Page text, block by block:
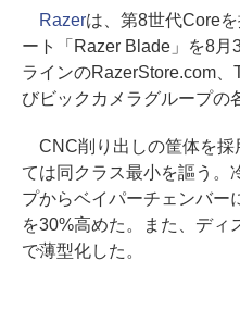
Razerは、第8世代Core
ート「Razer Blade」を8月
ラインのRazerStore.com
びビックカメラグループの
CNC削り出しの筐体を採
ては同クラス最小を謳う。
プからベイパーチェンバー
を30%高めた。また、ディ
で薄型化した。